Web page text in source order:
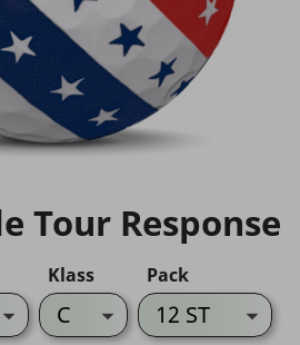
Tour Response
Klass Pack